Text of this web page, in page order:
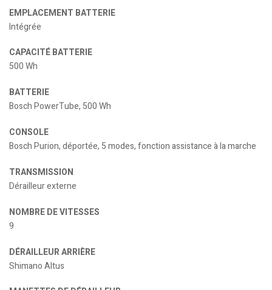
EMPLACEMENT BATTERIE
Intégrée
CAPACITÉ BATTERIE
500 Wh
BATTERIE
Bosch PowerTube, 500 Wh
CONSOLE
Bosch Purion, déportée, 5 modes, fonction assistance à la marche
TRANSMISSION
Dérailleur externe
NOMBRE DE VITESSES
9
DÉRAILLEUR ARRIÈRE
Shimano Altus